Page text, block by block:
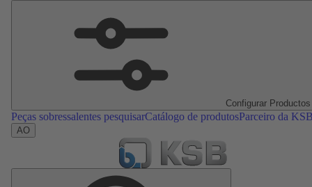
Configurar Productos
Peças sobressalentes pesquisarCatálogo de produtosParceiro da
AO